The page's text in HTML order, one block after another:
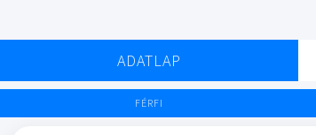
ADATLAP
FÉRFI